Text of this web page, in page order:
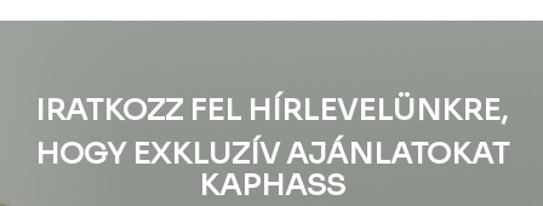
IRATKOZZ FEL HÍRLEVELÜNKRE,
HOGY EXKLUZÍV AJÁNLATOKAT
KAPHASS